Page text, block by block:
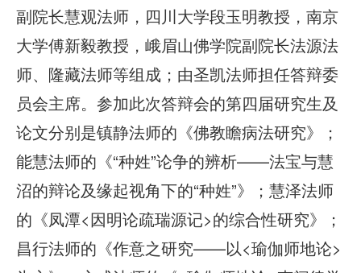
副院长慧观法师，四川大学段玉明教授，南京
大学傅新毅教授，峨眉山佛学院副院长法源法
师、隆藏法师等组成；由圣凯法师担任答辩委
员会主席。参加此次答辩会的第四届研究生及
论文分别是镇静法师的《佛教瞻病法研究》；
能慧法师的《“种姓”论争的辨析——法宝与慧
沼的辩论及缘起视角下的“种姓”》；慧泽法师
的《凤潭<因明论疏瑞源记>的综合性研究》；
昌行法师的《作意之研究——以<瑜伽师地论>